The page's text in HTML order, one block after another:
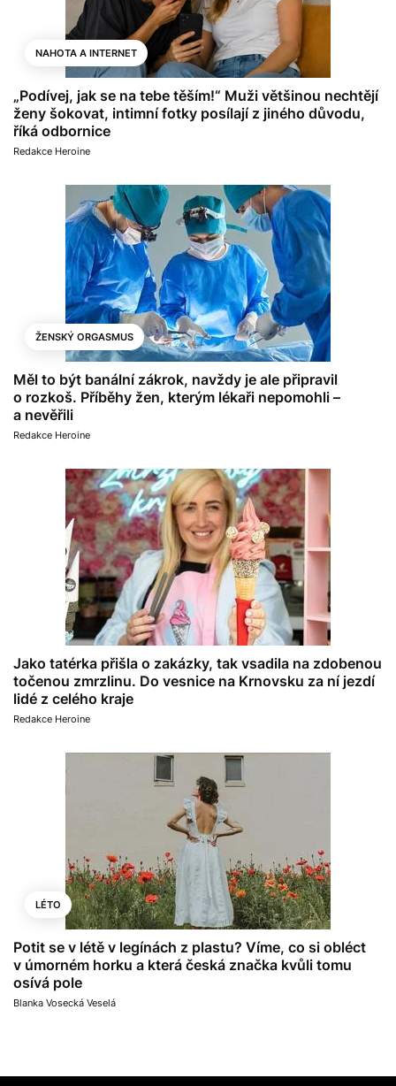
NAHOTA A INTERNET
„Podívej, jak se na tebe těším!“ Muži většinou nechtějí
ženy šokovat, intimní fotky posílají z jiného důvodu,
říká odbornice
Redakce Heroine
ŽENSKÝ ORGASMUS
Měl to být banální zákrok, navždy je ale připravil
o rozkoš. Příběhy žen, kterým lékaři nepomohli –
a nevěřili
Redakce Heroine
Jako tatérka přišla o zakázky, tak vsadila na zdobenou
točenou zmrzlinu. Do vesnice na Krnovsku za ní jezdí
lidé z celého kraje
Redakce Heroine
LÉTO
Potit se v létě v legínách z plastu? Víme, co si obléct
v úmorném horku a která česká značka kvůli tomu
osívá pole
Blanka Vosecká Veselá